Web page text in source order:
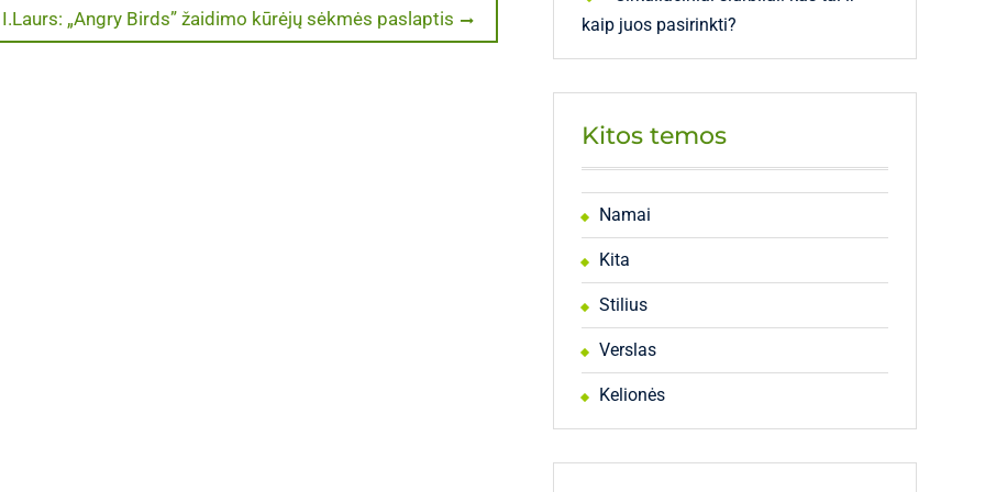
Next
post:
I.Laurs: „Angry Birds” žaidimo kūrėjų sėkmės paslaptis
kaip juos pasirinkti?
Kitos temos
Namai
Kita
Stilius
Verslas
Kelionės